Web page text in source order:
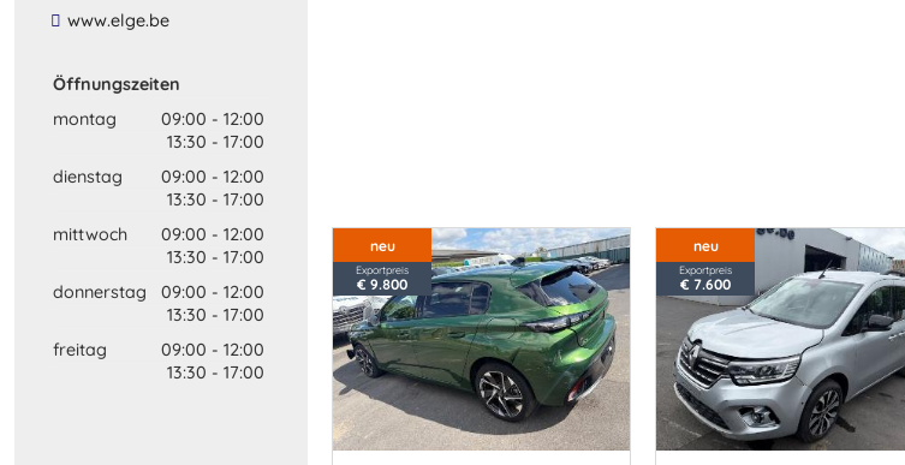
​www​.​elge​.​be​
Öffnungszeiten
montag
09:00 - 12:00
13:30 - 17:00
dienstag
09:00 - 12:00
13:30 - 17:00
mittwoch
09:00 - 12:00
13:30 - 17:00
donnerstag
09:00 - 12:00
13:30 - 17:00
freitag
09:00 - 12:00
13:30 - 17:00
neu
Exportpreis
€ 9.800
neu
Exportpreis
€ 7.600